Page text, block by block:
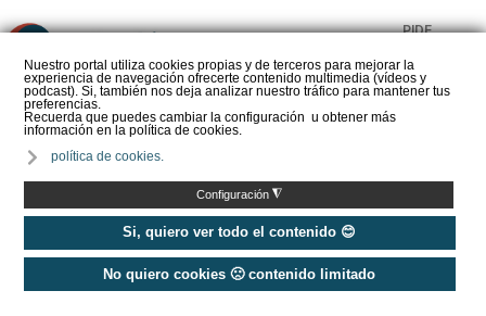
Nuestro portal utiliza cookies propias y de terceros para mejorar la
experiencia de navegación ofrecerte contenido multimedia (vídeos y
podcast). Si, también nos deja analizar nuestro tráfico para mantener tus
preferencias.
Recuerda que puedes cambiar la configuración u obtener más
información en la política de cookies.
política de cookies.
Configuración ◮
Si, quiero ver todo el contenido 😊
No quiero cookies 🙁 contenido limitado
PIDE
CALORYFRIO
Inicio
Elecfriclima - Instalación,
mantenimiento y reparación